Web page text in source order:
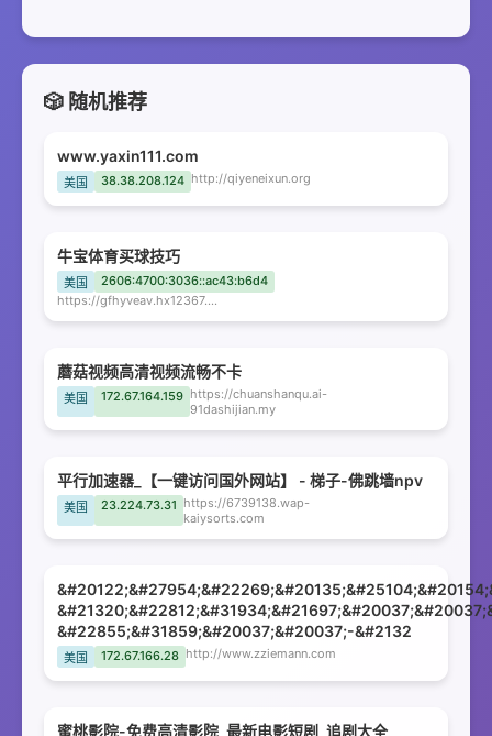
🎲 随机推荐
www.yaxin111.com
美国 38.38.208.124 http://qiyeneixun.org
牛宝体育买球技巧
美国
2606:4700:3036::ac43:b6d4
https://gfhyveav.hx12367.com
蘑菇视频高清视频流畅不卡
美国 172.67.164.159 https://chuanshanqu.ai-
91dashijian.my
平行加速器_【一键访问国外网站】 - 梯子-佛跳墙npv
美国 23.224.73.31 https://6739138.wap-
kaiysorts.com
&#22855;&#31859;&#20037;&#20037;-&#2132
美国 172.67.166.28 http://www.zziemann.com
蜜桃影院-免费高清影院_最新电影短剧_追剧大全